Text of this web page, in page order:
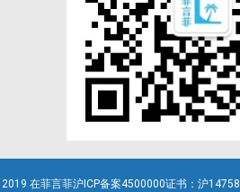
2019 在菲言菲沪ICP备案4500000证书：沪14758